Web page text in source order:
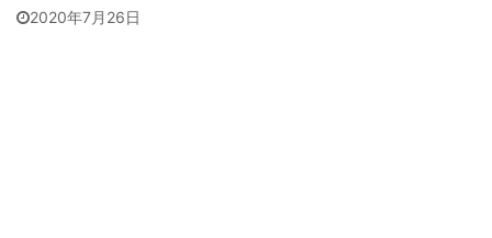
2020年7月26日